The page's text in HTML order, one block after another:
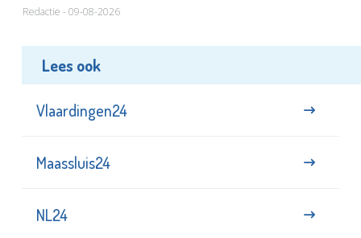
Redactie - 09-08-2026
Lees ook
Vlaardingen24
Maassluis24
NL24